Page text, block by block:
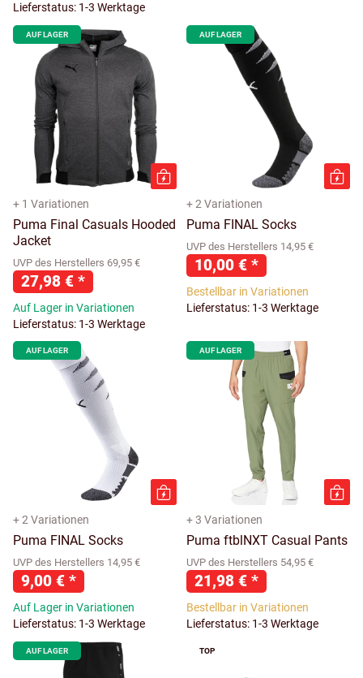
Lieferstatus: 1-3 Werktage
AUF LAGER
+ 1 Variationen
Puma Final Casuals Hooded
Jacket
UVP des Herstellers 69,95 €
27,98 € *
Auf Lager in Variationen
Lieferstatus: 1-3 Werktage
AUF LAGER
+ 2 Variationen
Puma FINAL Socks
UVP des Herstellers 14,95 €
10,00 € *
Bestellbar in Variationen
Lieferstatus: 1-3 Werktage
AUF LAGER
+ 2 Variationen
Puma FINAL Socks
UVP des Herstellers 14,95 €
9,00 € *
Auf Lager in Variationen
Lieferstatus: 1-3 Werktage
AUF LAGER
+ 3 Variationen
Puma ftblNXT Casual Pants
UVP des Herstellers 54,95 €
21,98 € *
Bestellbar in Variationen
Lieferstatus: 1-3 Werktage
AUF LAGER TOP